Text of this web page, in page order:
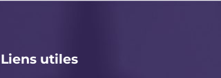
Liens utiles